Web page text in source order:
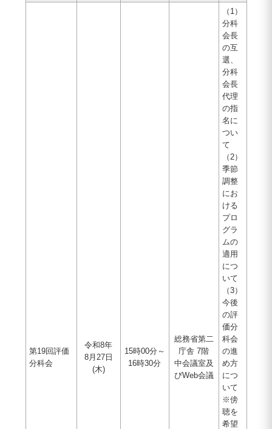
第19回評価
分科会
令和8年
8月27日
(木)
15時00分～
16時30分
総務省第二
庁舎 7階
中会議室及
びWeb会議
（1）
分科
会長
の互
選、
分科
会長
代理
の指
名に
つい
て
（2）
季節
調整
にお
ける
プロ
グラ
ムの
適用
につ
いて
（3）
今後
の評
価分
科会
の進
め方
につ
いて
※傍
聴を
希望